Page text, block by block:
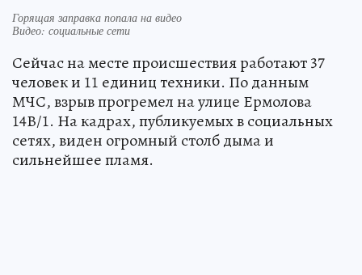
Горящая заправка попала на видео
Видео: социальные сети
Сейчас на месте происшествия работают 37
человек и 11 единиц техники. По данным
МЧС, взрыв прогремел на улице Ермолова
14В/1. На кадрах, публикуемых в социальных
сетях, виден огромный столб дыма и
сильнейшее пламя.